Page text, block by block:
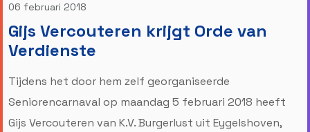
06 februari 2018
Gijs Vercouteren krijgt Orde van
Verdienste
Tijdens het door hem zelf georganiseerde
Seniorencarnaval op maandag 5 februari 2018 heeft
Gijs Vercouteren van K.V. Burgerlust uit Eygelshoven,